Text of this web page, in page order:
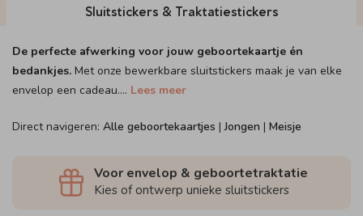
Sluitstickers & Traktatiestickers
De perfecte afwerking voor jouw geboortekaartje én
bedankjes. Met onze bewerkbare sluitstickers maak je van elke
envelop een cadeau.... Lees meer
Direct navigeren: Alle geboortekaartjes |Jongen | Meisje
Voor envelop & geboortetraktatie
Kies of ontwerp unieke sluitstickers